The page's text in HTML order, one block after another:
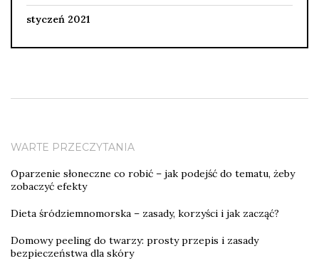
styczeń 2021
WARTE PRZECZYTANIA
Oparzenie słoneczne co robić – jak podejść do tematu, żeby
zobaczyć efekty
Dieta śródziemnomorska – zasady, korzyści i jak zacząć?
Domowy peeling do twarzy: prosty przepis i zasady
bezpieczeństwa dla skóry